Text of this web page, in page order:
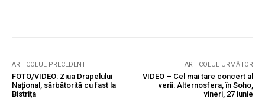
ARTICOLUL PRECEDENT
FOTO/VIDEO: Ziua Drapelului
Național, sărbătorită cu fast la
Bistrița
ARTICOLUL URMĂTOR
VIDEO – Cel mai tare concert al
verii: Alternosfera, în Soho,
vineri, 27 iunie